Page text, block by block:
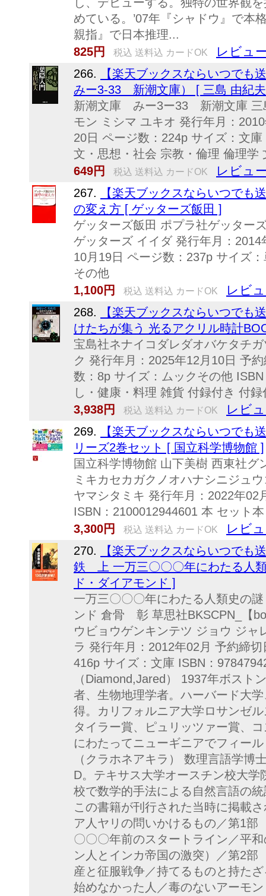
めている。’07年『シャドウ』で本
親指』で日本推理...
825円
税込 送料込 カードOK レビュ
266.
【楽天ブックスならいつで
みー3-33 新潮文庫） [ 三島 由紀
新潮文庫 みー3ー33 新潮文庫 三
モン ミシマ ユキオ 発行年月：
20日 ページ数：224p サイズ：文
文・思想・社会 宗教・倫理 倫理学
649円
税込 送料込 カードOK レビュ
267.
【楽天ブックスならいつでも
の変え方 [ ゲッターズ飯田 ]
ゲッターズ飯田 ポプラ社ゲッター
ゲッターズ イイダ 発行年月：
10月19日 ページ数：237p サイズ
その他
1,100円
税込 送料込 カードOK レビ
268.
【楽天ブックスならいつでも
けたちが集う 光るアクリル時計
宝島社ネナイコダレダオバケタチ
ク 発行年月：2025年12月10日 予
数：8p サイズ：ムックその他
し・健康・料理 雑貨 付録付き 付録
3,938円
税込 送料込 カードOK レビ
269.
【楽天ブックスならいつでも
リーズ2巻セット [ 国立科学博物館 ]
国立科学博物館 山下美樹 西東社グ
ミキカセカガクノオハナシニジュ
ヤマシタミキ 発行年月：2022年02
ISBN：2100012944601 本 セット
3,300円
税込 送料込 カードOK レビ
270.
【楽天ブックスならいつで
鉄 上 一万三〇〇〇年にわたる人
ド・ダイアモンド ]
一万三〇〇〇年にわたる人類史の
ンド 倉骨 彰 草思社BKSCPN_【
ウビョウゲンキンテツ ジョウ ジ
ラ 発行年月：2012年02月 予約締
416p サイズ：文庫 ISBN：
（Diamond,Jared） 1937年ボスト
者、生物地理学者。ハーバード大
得。カリフォルニア大学ロサンゼ
タイラー賞、ピュリッツァー賞、
にわたってニューギニアでフィー
（クラホネアキラ） 数理言語学博
D。テキサス大学オースチン校大
校で数学的手法による自然言語の
この書籍が刊行された当時に掲載
ア人ヤリの問いかけるもの／第1
〇〇〇年前のスタートライン／平
ン人とインカ帝国の激突）／第2
産と征服戦争／持てるものと持た
始めなかった人／毒のないアーモ